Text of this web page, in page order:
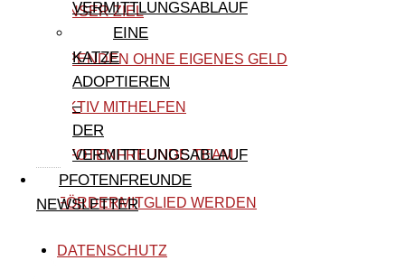
VERMITTLUNGSABLAUF
EINE
KATZE
ADOPTIEREN
–
DER
VERMITTLUNGSABLAUF
PFOTENFREUNDE
NEWSLETTER
UNSER ZIEL
SPENDEN OHNE EIGENES GELD
AKTIV MITHELFEN
PFOTENFREUNDE TEAM
FÖRDERMITGLIED WERDEN
DATENSCHUTZ